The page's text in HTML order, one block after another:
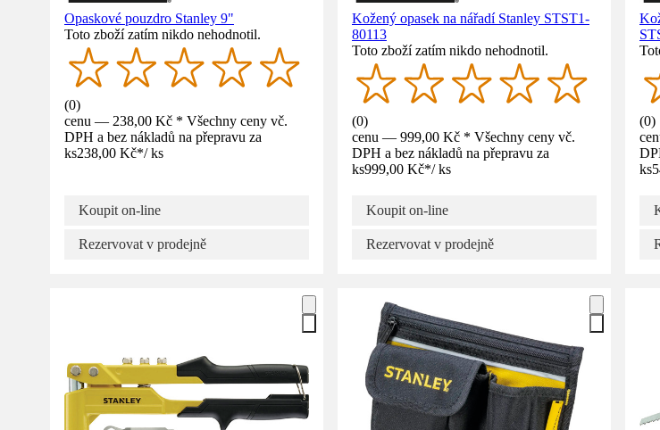
Opaskové pouzdro Stanley 9"
Toto zboží zatím nikdo nehodnotil.
(0)
cenu — 238,00 Kč * Všechny ceny vč.
DPH a bez nákladů na přepravu za
ks238,00 Kč*/ ks
Koupit on-line
Rezervovat v prodejně
Kožený opasek na nářadí Stanley STST1-
80113
Toto zboží zatím nikdo nehodnotil.
(0)
cenu — 999,00 Kč * Všechny ceny vč.
DPH a bez nákladů na přepravu za
ks999,00 Kč*/ ks
Koupit on-line
Rezervovat v prodejně
(0)
ks